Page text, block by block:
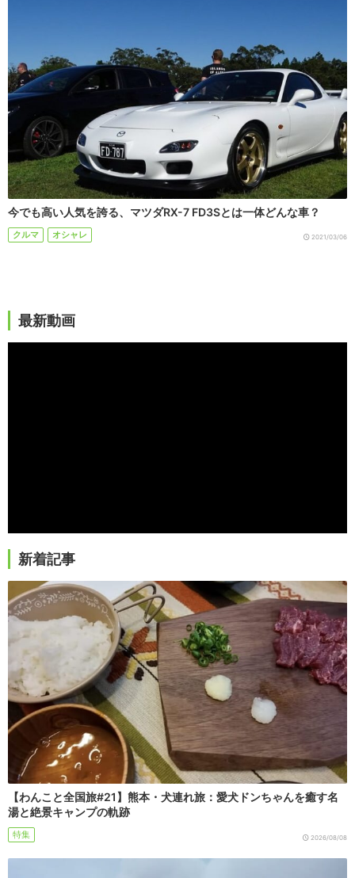
今でも高い人気を誇る、マツダRX-7 FD3Sとは一体どんな車？
クルマ オシャレ 2021/03/06
最新動画
新着記事
【わんこと全国旅#21】熊本・犬連れ旅：愛犬ドンちゃんを癒す名
湯と絶景キャンプの軌跡
特集 2026/08/08